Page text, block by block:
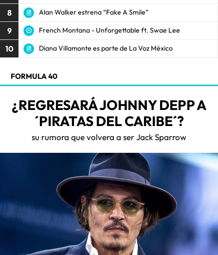
8 Alan Walker estrena “Fake A Smile”
9 French Montana - Unforgettable ft. Swae Lee
10 Diana Villamonte es parte de La Voz México
FORMULA 40
¿REGRESARÁ JOHNNY DEPP A
´PIRATAS DEL CARIBE´?
su rumora que volvera a ser Jack Sparrow